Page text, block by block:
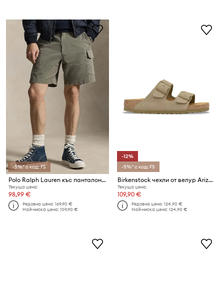
-5%* с код: FS
Polo Ralph Lauren къс панталон карго мъжки памучен
Текуща цена:
98,99 €
Редовна цена:169,90 €
Най-ниска цена:109,90 €
-12%
-5%* с код: FS
Birkenstock чехли от велур Arizona
Текуща цена:
109,90 €
Редовна цена:124,90 €
Най-ниска цена:124,90 €